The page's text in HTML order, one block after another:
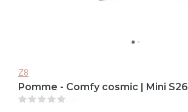
Z8
Pomme - Comfy cosmic | Mini S26